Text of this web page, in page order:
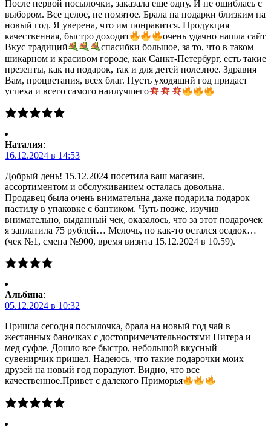
После первой посылочки, заказала еще одну. И не ошиблась с
выбором. Все целое, не помятое. Брала на подарки близким на
новый год. Я уверена, что им понравится. Продукция
качественная, быстро доходит
очень удачно нашла сайт
Вкус традиций
спасибки большое, за то, что в таком
шикарном и красивом городе, как Санкт-Петербург, есть такие
презенты, как на подарок, так и для детей полезное. Здравия
Вам, процветания, всех благ. Пусть уходящий год придаст
успеха и всего самого наилучшего
Наталия:
16.12.2024 в 14:53
Добрый день! 15.12.2024 посетила ваш магазин,
ассортиментом и обслуживанием осталась довольна.
Продавец была очень внимательна даже подарила подарок —
пастилу в упаковке с бантиком. Чуть позже, изучив
внимательно, выданный чек, оказалось, что за этот подарочек
я заплатила 75 рублей… Мелочь, но как-то остался осадок…
(чек №1, смена №900, время визита 15.12.2024 в 10.59).
Альбина:
05.12.2024 в 10:32
Пришла сегодня посылочка, брала на новый год чай в
жестянных баночках с достопримечательностями Питера и
мед суфле. Дошло все быстро, небольшой вкусный
сувенирчик пришел. Надеюсь, что такие подарочки моих
друзей на новый год порадуют. Видно, что все
качественное.Привет с далекого Приморья